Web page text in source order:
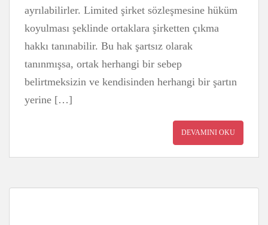
ayrılabilirler. Limited şirket sözleşmesine hüküm
koyulması şeklinde ortaklara şirketten çıkma
hakkı tanınabilir. Bu hak şartsız olarak
tanınmışsa, ortak herhangi bir sebep
belirtmeksizin ve kendisinden herhangi bir şartın
yerine […]
DEVAMINI OKU